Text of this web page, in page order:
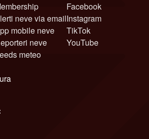
neve via email
mobile neve
neve
meteo
Facebook
Instagram
TikTok
YouTube